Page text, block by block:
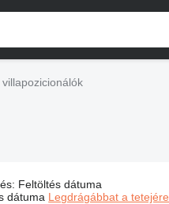
villapozicionálók
: Feltöltés dátuma
dátuma Legdrágábbat a tetejére